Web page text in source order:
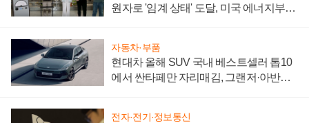
원자로 '임계 상태' 도달, 미국 에너지부
자동차·부품
현대차 올해 SUV 국내 베스트셀러 톱10
에서 싼타페만 자리매김, 그랜저·아반떼
전자·전기·정보통신